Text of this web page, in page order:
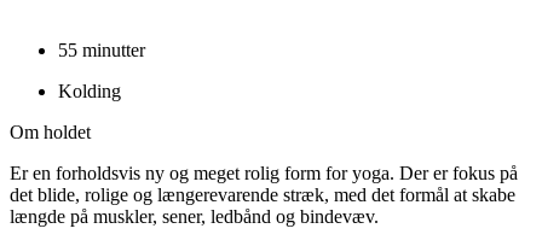
55 minutter
Kolding
Om holdet
Er en forholdsvis ny og meget rolig form for yoga. Der er fokus på
det blide, rolige og længerevarende stræk, med det formål at skabe
længde på muskler, sener, ledbånd og bindevæv.